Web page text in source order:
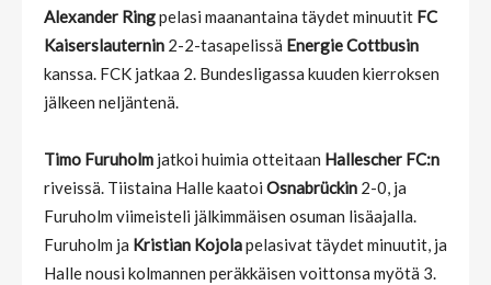
Alexander Ringpelasi maanantaina täydet minuutit FC
Kaiserslauternin 2-2-tasapelissä Energie Cottbusin
kanssa. FCK jatkaa 2. Bundesligassa kuuden kierroksen
jälkeen neljäntenä.
Timo Furuholm jatkoi huimia otteitaan Hallescher FC:n
riveissä. Tiistaina Halle kaatoi Osnabrückin 2-0, ja
Furuholm viimeisteli jälkimmäisen osuman lisäajalla.
Furuholm ja Kristian Kojolapelasivat täydet minuutit, ja
Halle nousi kolmannen peräkkäisen voittonsa myötä 3.